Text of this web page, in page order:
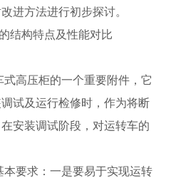
进方法进行初步探讨。
构特点及性能对比
压柜的一个重要附件，它
试及运行检修时，作为将断
安装调试阶段，对运转车的
求：一是要易于实现运转